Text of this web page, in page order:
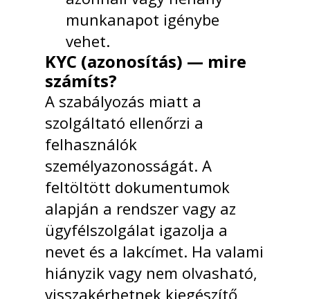
munkanapot igénybe
vehet.
KYC (azonosítás) — mire
számíts?
A szabályozás miatt a
szolgáltató ellenőrzi a
felhasználók
személyazonosságát. A
feltöltött dokumentumok
alapján a rendszer vagy az
ügyfélszolgálat igazolja a
nevet és a lakcímet. Ha valami
hiányzik vagy nem olvasható,
visszakérhetnek kiegészítő